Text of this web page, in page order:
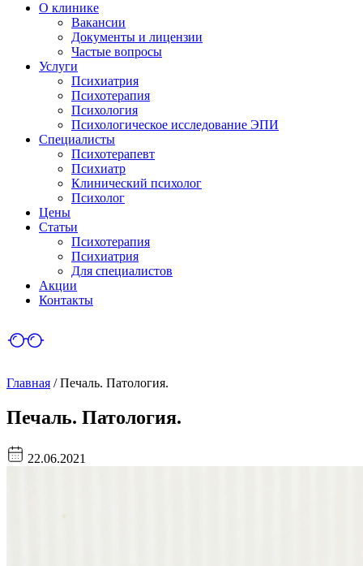
О клинике
Вакансии
Документы и лицензии
Частые вопросы
Услуги
Психиатрия
Психотерапия
Психология
Психологическое исследование ЭПИ
Специалисты
Психотерапевт
Психиатр
Клинический психолог
Психолог
Цены
Статьи
Психотерапия
Психиатрия
Для специалистов
Акции
Контакты
Главная /Печаль. Патология.
Печаль. Патология.
22.06.2021